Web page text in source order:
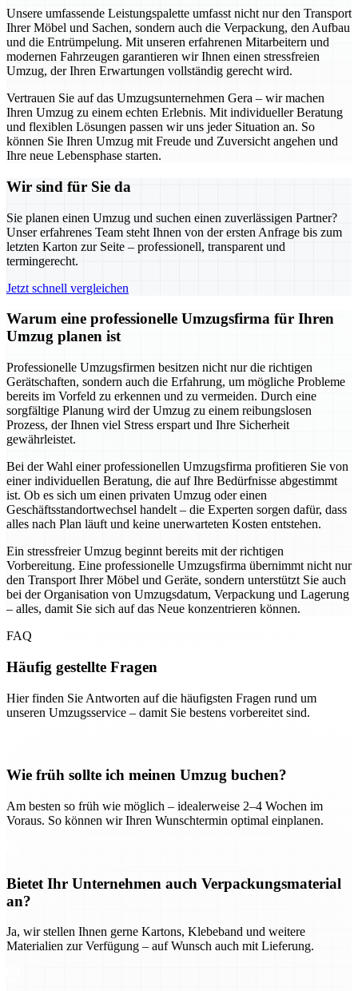
Unsere umfassende Leistungspalette umfasst nicht nur den Transport
Ihrer Möbel und Sachen, sondern auch die Verpackung, den Aufbau
und die Entrümpelung. Mit unseren erfahrenen Mitarbeitern und
modernen Fahrzeugen garantieren wir Ihnen einen stressfreien
Umzug, der Ihren Erwartungen vollständig gerecht wird.
Vertrauen Sie auf das Umzugsunternehmen Gera – wir machen
Ihren Umzug zu einem echten Erlebnis. Mit individueller Beratung
und flexiblen Lösungen passen wir uns jeder Situation an. So
können Sie Ihren Umzug mit Freude und Zuversicht angehen und
Ihre neue Lebensphase starten.
Wir sind für Sie da
Sie planen einen Umzug und suchen einen zuverlässigen Partner?
Unser erfahrenes Team steht Ihnen von der ersten Anfrage bis zum
letzten Karton zur Seite – professionell, transparent und
termingerecht.
Jetzt schnell vergleichen
Warum eine professionelle Umzugsfirma für Ihren
Umzug planen ist
Professionelle Umzugsfirmen besitzen nicht nur die richtigen
Gerätschaften, sondern auch die Erfahrung, um mögliche Probleme
bereits im Vorfeld zu erkennen und zu vermeiden. Durch eine
sorgfältige Planung wird der Umzug zu einem reibungslosen
Prozess, der Ihnen viel Stress erspart und Ihre Sicherheit
gewährleistet.
Bei der Wahl einer professionellen Umzugsfirma profitieren Sie von
einer individuellen Beratung, die auf Ihre Bedürfnisse abgestimmt
ist. Ob es sich um einen privaten Umzug oder einen
Geschäftsstandortwechsel handelt – die Experten sorgen dafür, dass
alles nach Plan läuft und keine unerwarteten Kosten entstehen.
Ein stressfreier Umzug beginnt bereits mit der richtigen
Vorbereitung. Eine professionelle Umzugsfirma übernimmt nicht nur
den Transport Ihrer Möbel und Geräte, sondern unterstützt Sie auch
bei der Organisation von Umzugsdatum, Verpackung und Lagerung
– alles, damit Sie sich auf das Neue konzentrieren können.
FAQ
Häufig gestellte Fragen
Hier finden Sie Antworten auf die häufigsten Fragen rund um
unseren Umzugsservice – damit Sie bestens vorbereitet sind.
Wie früh sollte ich meinen Umzug buchen?
Am besten so früh wie möglich – idealerweise 2–4 Wochen im
Voraus. So können wir Ihren Wunschtermin optimal einplanen.
Bietet Ihr Unternehmen auch Verpackungsmaterial
an?
Ja, wir stellen Ihnen gerne Kartons, Klebeband und weitere
Materialien zur Verfügung – auf Wunsch auch mit Lieferung.